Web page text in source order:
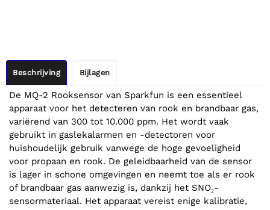
Beschrijving Bijlagen
De MQ-2 Rooksensor van Sparkfun is een essentieel
apparaat voor het detecteren van rook en brandbaar gas,
variërend van 300 tot 10.000 ppm. Het wordt vaak
gebruikt in gaslekalarmen en -detectoren voor
huishoudelijk gebruik vanwege de hoge gevoeligheid
voor propaan en rook. De geleidbaarheid van de sensor
is lager in schone omgevingen en neemt toe als er rook
of brandbaar gas aanwezig is, dankzij het SNO₂-
sensormateriaal. Het apparaat vereist enige kalibratie,